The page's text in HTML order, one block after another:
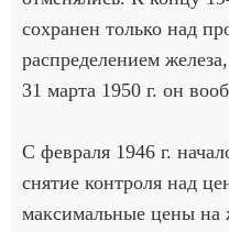
сохранен только над
распределением
31 марта 1950 г. он
С февраля 1946 г.
снятие контроля над
максимальные цены на